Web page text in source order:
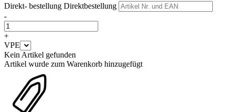
Direkt- bestellung Direktbestellung
-
+
VPE
Kein Artikel gefunden
Artikel wurde zum Warenkorb hinzugefügt